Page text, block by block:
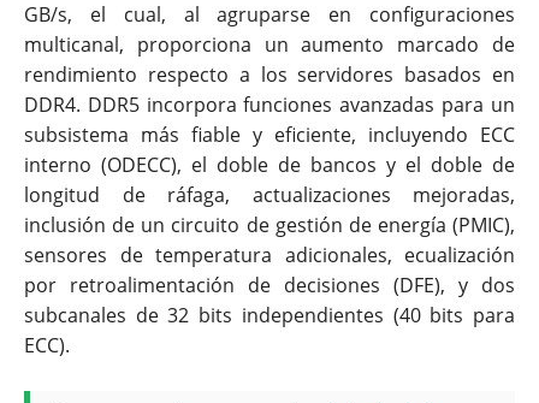
GB/s, el cual, al agruparse en configuraciones
multicanal, proporciona un aumento marcado de
rendimiento respecto a los servidores basados en
DDR4. DDR5 incorpora funciones avanzadas para un
subsistema más fiable y eficiente, incluyendo ECC
interno (ODECC), el doble de bancos y el doble de
longitud de ráfaga, actualizaciones mejoradas,
inclusión de un circuito de gestión de energía (PMIC),
sensores de temperatura adicionales, ecualización
por retroalimentación de decisiones (DFE), y dos
subcanales de 32 bits independientes (40 bits para
ECC).